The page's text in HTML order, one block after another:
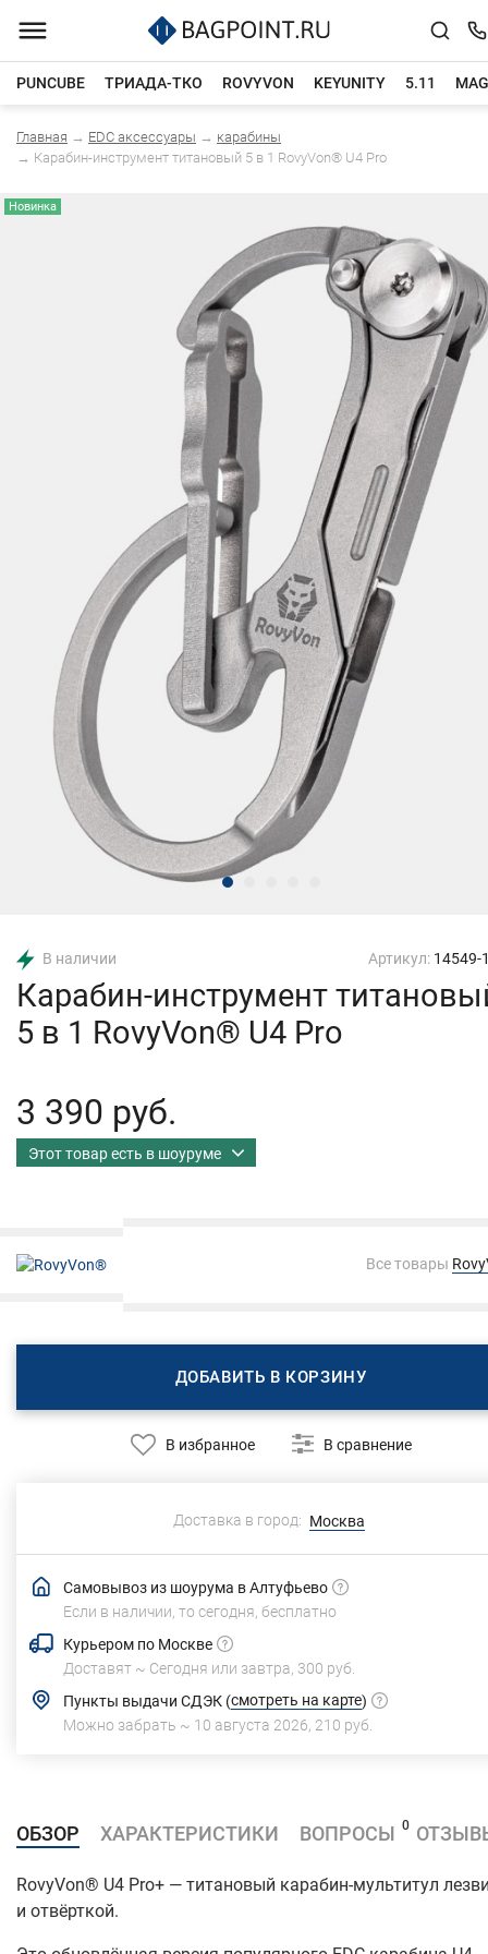
PUNCUBE ТРИАДА-ТКО ROVYVON KEYUNITY 5.11
Каталог товаров
Главная → EDC аксессуары → карабины
→ Карабин-инструмент титановый 5 в 1 RovyVon® U4 Pro
Новинка
В наличии Артикул: 14549-
Карабин-инструмент
5 в 1 RovyVon® U4 Pro
3 390 руб.
Этот товар есть в шоуруме
Все товары
ДОБАВИТЬ В КОРЗИНУ
В избранное В сравнение
Доставка в город: Москва
Самовывоз из шоурума в Алтуфьево
Если в наличии, то сегодня, бесплатно
Курьером по Москве
Доставят ~ Сегодня или завтра, 300 руб.
Пункты выдачи СДЭК (смотреть на карте)
Можно забрать ~ 10 августа 2026 210 руб.
ОБЗОР ХАРАКТЕРИСТИКИ ВОПРОСЫ 0
RovyVon® U4 Pro+ — титановый карабин-мультитул
и отвёрткой.